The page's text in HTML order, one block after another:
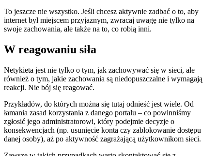
To jeszcze nie wszystko. Jeśli chcesz aktywnie zadbać o to, aby
internet był miejscem przyjaznym, zwracaj uwagę nie tylko na
swoje zachowania, ale także na to, co robią inni.
W reagowaniu siła
Netykieta jest nie tylko o tym, jak zachowywać się w sieci, ale
również o tym, jakie zachowania są niedopuszczalne i wymagają
reakcji. Nie bój się reagować.
Przykładów, do których można się tutaj odnieść jest wiele. Od
łamania zasad korzystania z danego portalu – co powinniśmy
zgłosić jego administratorowi, który podejmie decyzje o
konsekwencjach (np. usunięcie konta czy zablokowanie dostępu
danej osoby), aż po aktywność zagrażającą użytkownikom sieci.